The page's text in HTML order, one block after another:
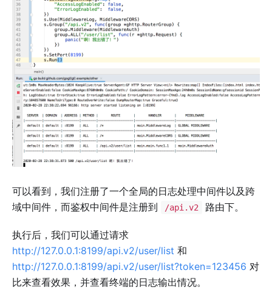
可以看到，我们注册了一个全局的日志处理中间件以及跨
域中间件，而鉴权中间件是注册到
/api.v2 路由下。
执行后，我们可以通过请求
http://127.0.0.1:8199/api.v2/user/list 和
http://127.0.0.1:8199/api.v2/user/list?token=123456 对
比来查看效果，并查看终端的日志输出情况。